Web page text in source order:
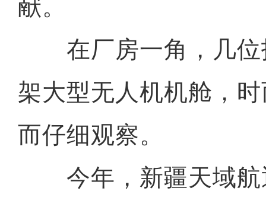
献。
在厂房一角，几位
架大型无人机机舱，
而仔细观察。
今年，新疆天域航